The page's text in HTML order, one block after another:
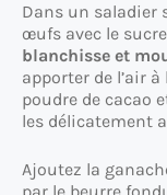
Dans un saladier
œufs avec le
blanchisse et
apporter de l’air
poudre de cacao
les délicatement
Ajoutez la